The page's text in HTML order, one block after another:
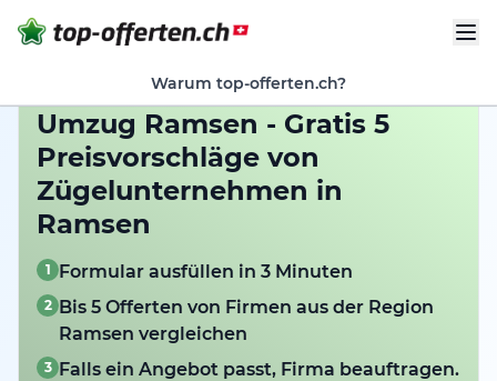
Warum top-offerten.ch?
Umzug Ramsen - Gratis 5
Preisvorschläge von
Zügelunternehmen in
Ramsen
1 Formular ausfüllen in 3 Minuten
2 Bis 5 Offerten von Firmen aus der Region
Ramsen vergleichen
3 Falls ein Angebot passt, Firma beauftragen.